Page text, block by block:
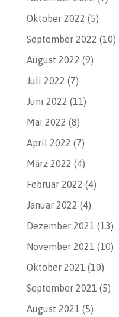
Oktober 2022 (5)
September 2022 (10)
August 2022 (9)
Juli 2022 (7)
Juni 2022 (11)
Mai 2022 (8)
April 2022 (7)
März 2022 (4)
Februar 2022 (4)
Januar 2022 (4)
Dezember 2021 (13)
November 2021 (10)
Oktober 2021 (10)
September 2021 (5)
August 2021 (5)